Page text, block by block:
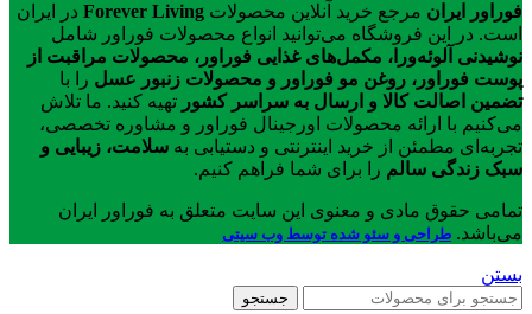
فوراور ایران مرجع خرید آنلاین محصولات Forever Living در ایران
است. در این فروشگاه می‌توانید انواع محصولات فوراور شامل
نوشیدنی آلوئه‌ورا، مکمل‌های غذایی فوراور، محصولات مراقبت از
پوست فوراور، روغن مو فوراور و محصولات زنبور عسل را با
تضمین اصالت کالا و ارسال به سراسر کشور تهیه کنید. ما تلاش
می‌کنیم با ارائه محصولات اورجینال فوراور و مشاوره تخصصی،
تجربه‌ای مطمئن از خرید اینترنتی و دستیابی به سلامت، زیبایی و
سبک زندگی سالم را برای شما فراهم کنیم.
تمامی حقوق مادی و معنوی این سایت متعلق به فوراور ایران
می‌باشد. طراحی و سئو شده توسط وب سیتی
بستن
جستجو